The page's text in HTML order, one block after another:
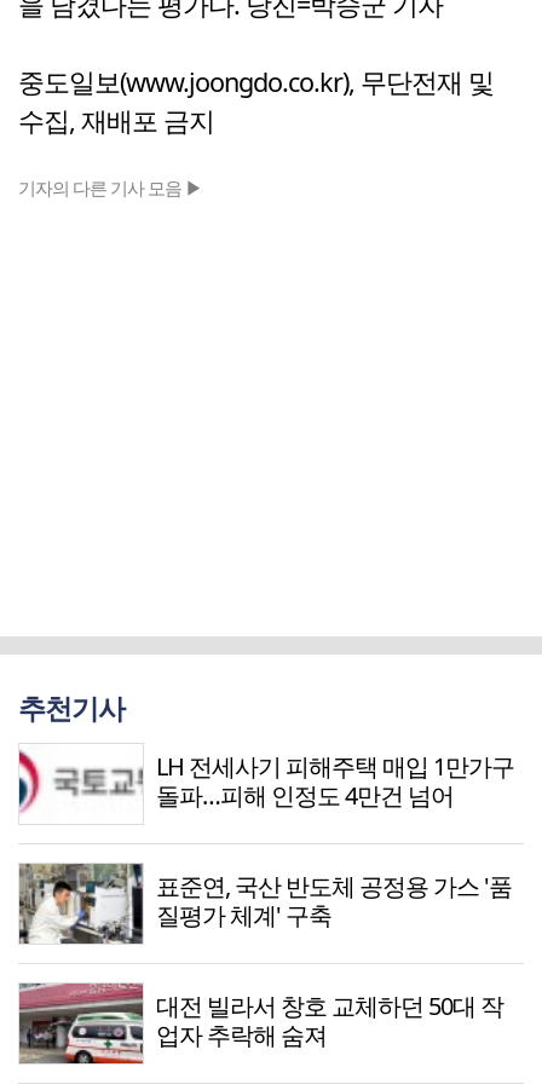
중도일보(www.joongdo.co.kr), 무단전재 및
수집, 재배포 금지
기자의 다른 기사 모음 ▶
추천기사
LH 전세사기 피해주택 매입 1만가구
돌파…피해 인정도 4만건 넘어
표준연, 국산 반도체 공정용 가스 '품
질평가 체계' 구축
대전 빌라서 창호 교체하던 50대 작
업자 추락해 숨져